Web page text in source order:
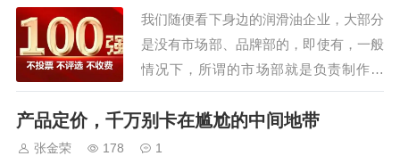
在技…
我们随便看下身边的润滑油企业，大部分
是没有市场部、品牌部的，即使有，一般
情况下，所谓的市场部就是负责制作礼
品、门头、赠品的，至于品牌部，能有一
个设计就不错了。而壳多美这些大牌，一
般大都有市场部，但设立品牌部的有很
产品定价，千万别卡在尴尬的中间地带
张金荣 178 1